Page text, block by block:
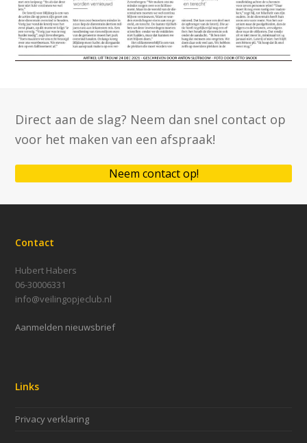
Direct aan de slag? Neem dan snel contact op
voor het maken van een afspraak!
Neem contact op!
Contact
Hubert Habers
06-30006331
info@veilingopjeclub.nl
Aanmelden nieuwsbrief
Links
Privacy verklaring